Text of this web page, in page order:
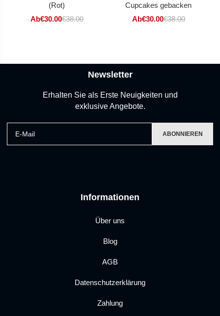
(Rot)
Ab€30.00€38.00
Cupcakes gebacken
Ab€30.00€38.00
Informationen
Über uns
Blog
AGB
Datenschutzerklärung
Zahlung
Newsletter
Erhalten Sie als Erste Neuigkeiten und
exklusive Angebote.
ABONNIEREN